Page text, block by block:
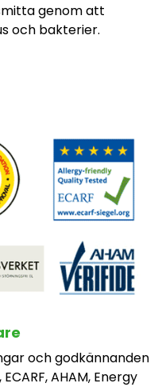
genom att
och bakterier.
och godkännanden
AHAM, Energy